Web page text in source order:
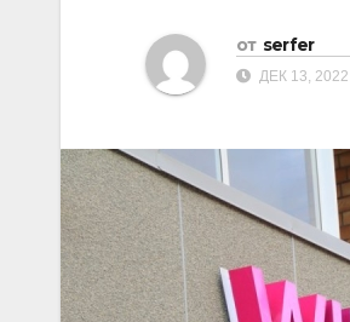
от serfer
ДЕК 13, 2022